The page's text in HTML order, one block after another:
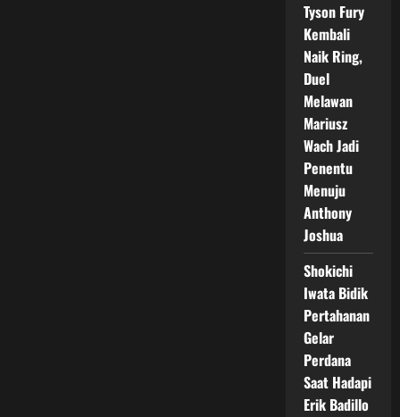
Tyson Fury
Kembali
Naik Ring,
Duel
Melawan
Mariusz
Wach Jadi
Penentu
Menuju
Anthony
Joshua
Shokichi
Iwata Bidik
Pertahanan
Gelar
Perdana
Saat Hadapi
Erik Badillo